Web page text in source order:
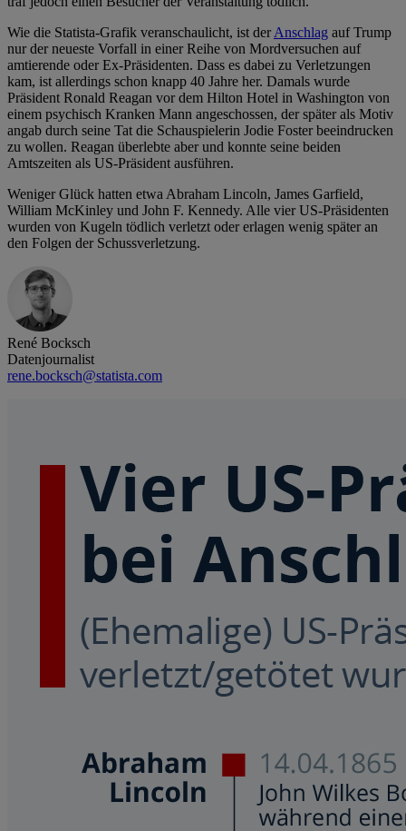
Wie die Statista-Grafik veranschaulicht, ist derAnschlag auf Trump
nur der neueste Vorfall in einer Reihe von Mordversuchen auf
amtierende oder Ex-Präsidenten. Dass es dabei zu Verletzungen
kam, ist allerdings schon knapp 40 Jahre her. Damals wurde
Präsident Ronald Reagan vor dem Hilton Hotel in Washington von
einem psychisch Kranken Mann angeschossen, der später als Motiv
angab durch seine Tat die Schauspielerin Jodie Foster beeindrucken
zu wollen. Reagan überlebte aber und konnte seine beiden
Amtszeiten als US-Präsident ausführen.
Weniger Glück hatten etwa Abraham Lincoln, James Garfield,
William McKinley und John F. Kennedy. Alle vier US-Präsidenten
wurden von Kugeln tödlich verletzt oder erlagen wenig später an
den Folgen der Schussverletzung.
René Bocksch
Datenjournalist
rene.bocksch@statista.com